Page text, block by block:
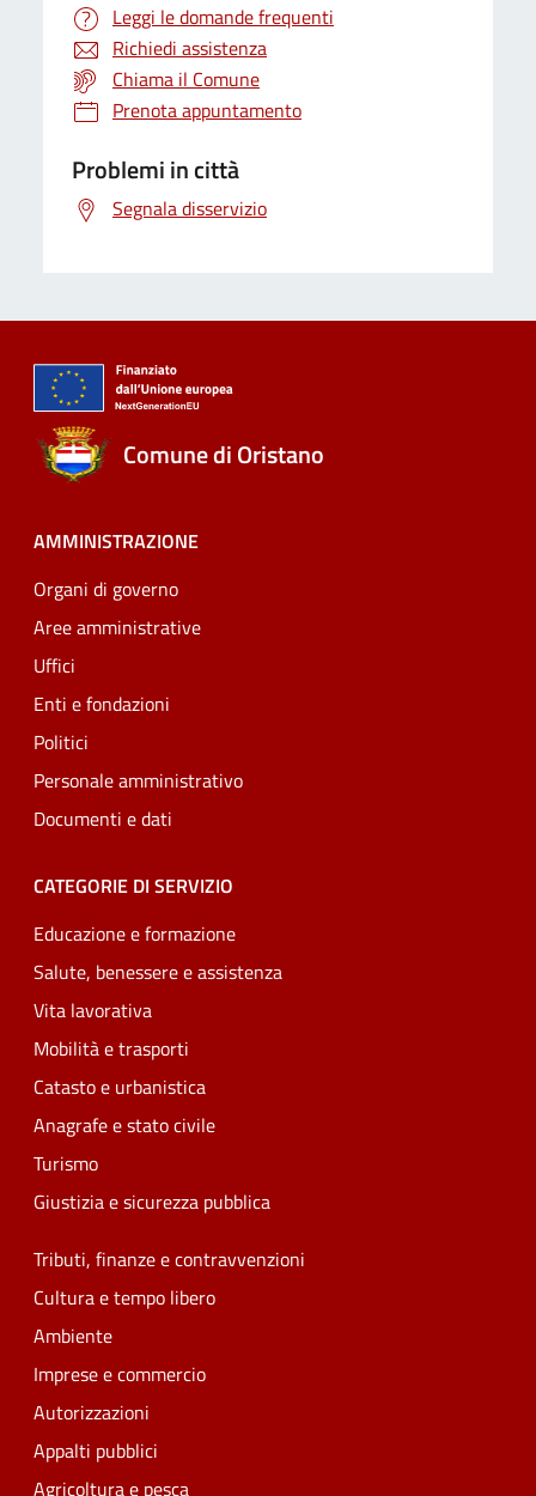
Leggi le domande frequenti
Richiedi assistenza
Chiama il Comune
Prenota appuntamento
Problemi in città
Segnala disservizio
Comune di Oristano
AMMINISTRAZIONE
Organi di governo
Aree amministrative
Uffici
Enti e fondazioni
Politici
Personale amministrativo
Documenti e dati
CATEGORIE DI SERVIZIO
Educazione e formazione
Salute, benessere e assistenza
Vita lavorativa
Mobilità e trasporti
Catasto e urbanistica
Anagrafe e stato civile
Turismo
Giustizia e sicurezza pubblica
Tributi, finanze e contravvenzioni
Cultura e tempo libero
Ambiente
Imprese e commercio
Autorizzazioni
Appalti pubblici
Agricoltura e pesca